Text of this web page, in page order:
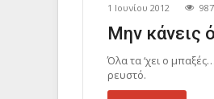
1 Ιουνίου 2012 987
Μην κάνεις
Όλα τα ‘χει ο
ρευστό.